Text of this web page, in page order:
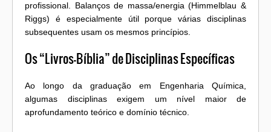
profissional. Balanços de massa/energia (Himmelblau &
Riggs) é especialmente útil porque várias disciplinas
subsequentes usam os mesmos princípios.
Os “Livros-Bíblia” de Disciplinas Específicas
Ao longo da graduação em Engenharia Química,
algumas disciplinas exigem um nível maior de
aprofundamento teórico e domínio técnico.